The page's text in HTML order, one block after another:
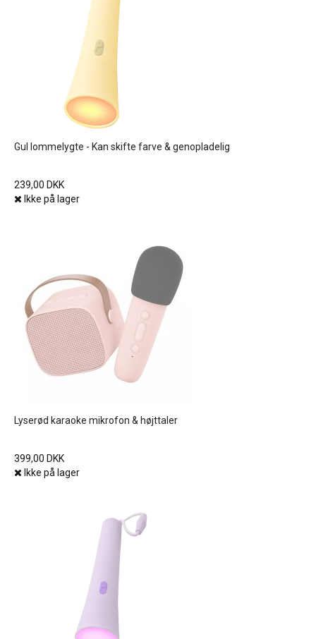
Gul lommelygte - Kan skifte farve & genopladelig
239,00 DKK
Ikke på lager
Lyserød karaoke mikrofon & højttaler
399,00 DKK
Ikke på lager